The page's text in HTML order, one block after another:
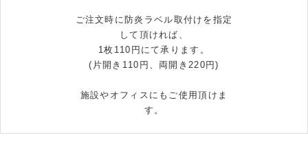
ご注文時に防炎ラベル取付けを指定
して頂ければ、
1枚110円にて承ります。
(片開き110円、両開き220円)
施設やオフィスにもご使用頂けま
す。